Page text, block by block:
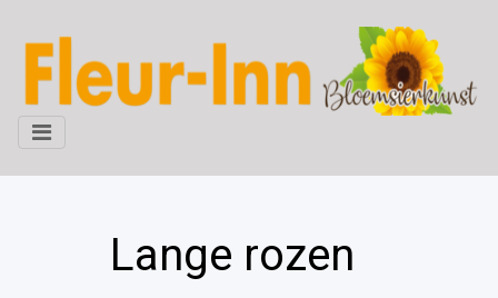
Lange rozen